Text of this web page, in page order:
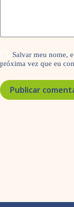
Salvar meu nome,
próxima vez que eu
Publicar